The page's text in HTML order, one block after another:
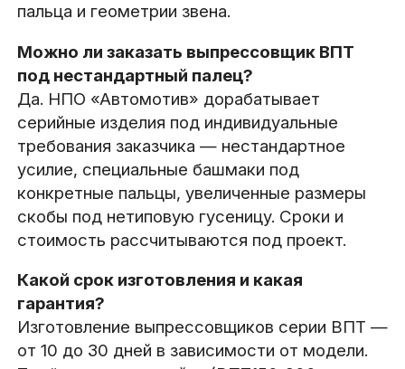
пальца и геометрии звена.
Можно ли заказать выпрессовщик ВПТ
под нестандартный палец?
Да. НПО «Автомотив» дорабатывает
серийные изделия под индивидуальные
требования заказчика — нестандартное
усилие, специальные башмаки под
конкретные пальцы, увеличенные размеры
скобы под нетиповую гусеницу. Сроки и
стоимость рассчитываются под проект.
Какой срок изготовления и какая
гарантия?
Изготовление выпрессовщиков серии ВПТ —
от 10 до 30 дней в зависимости от модели.